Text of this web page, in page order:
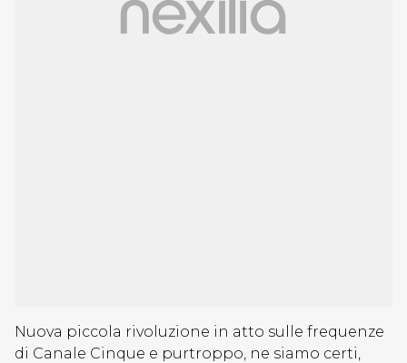
Nuova piccola rivoluzione in atto sulle frequenze
di Canale Cinque e purtroppo, ne siamo certi,